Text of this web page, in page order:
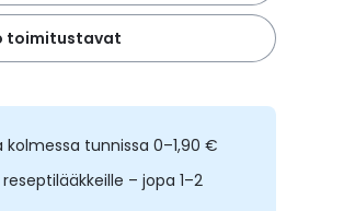
toimitustavat
tunnissa 0–1,90 €
– jopa 1–2